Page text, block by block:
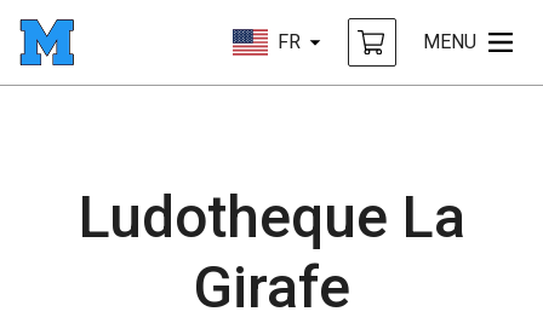
FR MENU
Ludotheque La
Girafe